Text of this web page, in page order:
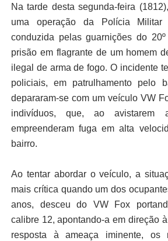
Na tarde desta segunda-feira
uma operação da Polícia Militar
conduzida pelas guarnições do
prisão em flagrante de um homem
ilegal de arma de fogo. O incidente
policiais, em patrulhamento pelo
depararam-se com um veículo VW
indivíduos, que, ao avistarem
empreenderam fuga em alta
bairro.
Ao tentar abordar o veículo, a
mais crítica quando um dos
anos, desceu do VW Fox
calibre 12, apontando-a em direção
resposta à ameaça iminente, os